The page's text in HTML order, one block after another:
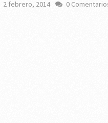
2 febrero, 2014 0